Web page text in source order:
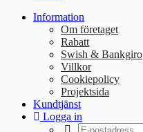
Information
Om företaget
Rabatt
Swish & Bankgiro
Villkor
Cookiepolicy
Projektsida
Kundtjänst
Logga in